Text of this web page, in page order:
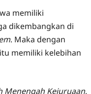
memiliki
dikembangkan di
. Maka dengan
memiliki kelebihan
Menengah Kejuruaan.